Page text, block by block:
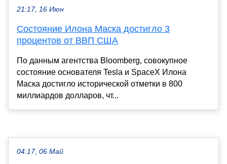
21:17, 16 Июн
Состояние Илона Маска достигло 3
процентов от ВВП США
По данным агентства Bloomberg, совокупное
состояние основателя Tesla и SpaceX Илона
Маска достигло исторической отметки в 800
миллиардов долларов, чт...
04:17, 06 Май